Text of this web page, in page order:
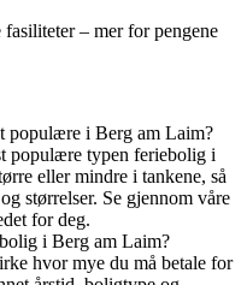
– mer for pengene
populære i Berg am Laim?
populære typen feriebolig i
eller mindre i tankene, så
størrelser. Se gjennom våre
for deg.
i Berg am Laim?
hvor mye du må betale for